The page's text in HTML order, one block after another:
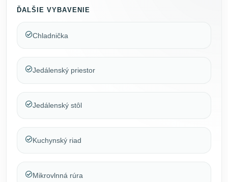
ĎALŠIE VYBAVENIE
Chladnička
Jedálenský priestor
Jedálenský stôl
Kuchynský riad
Mikrovlnná rúra